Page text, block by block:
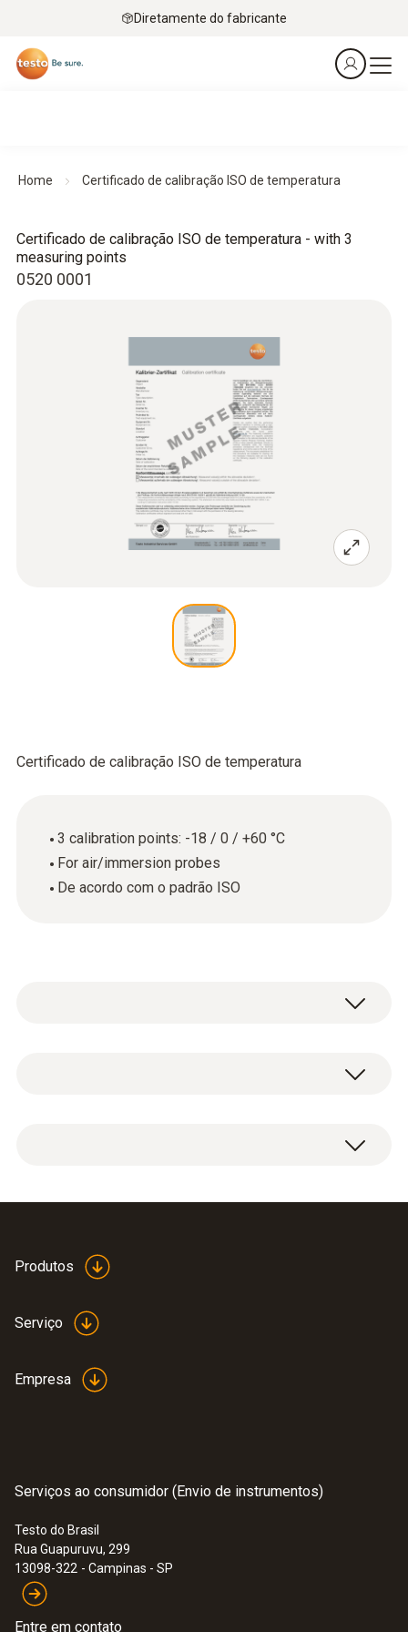
Diretamente do fabricante
Home Certificado de calibração ISO de temperatura
0520 0001
Certificado de calibração ISO de temperatura - with 3
measuring points
Certificado de calibração ISO de temperatura
3 calibration points: -18 / 0 / +60 °C
For air/immersion probes
De acordo com o padrão ISO
ISO temperature calibration certificate with 3
:0560 1040
testo 104-IR - Termômetro
Produtos
Serviço
Empresa
Serviços ao consumidor (Envio de instrumentos)
Testo do Brasil
Rua Guapuruvu, 299
13098-322 - Campinas - SP
Entre em contato